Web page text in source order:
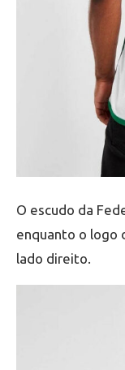
O escudo da
enquanto o logo
lado direito.